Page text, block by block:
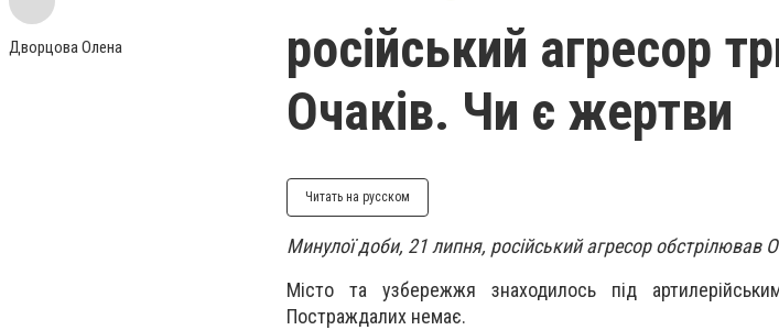
Дворцова Олена
російський агресор
Очаків. Чи є жертви
Читать на русском
Минулої доби, 21 липня, російський агресор обстрілював
Місто та узбережжя знаходилось під
Постраждалих немає.